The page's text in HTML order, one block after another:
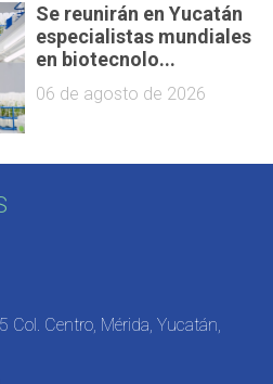
Se reunirán en Yucatán
especialistas mundiales
en biotecnolo...
06 de agosto de 2026
Centro, Mérida, Yucatán,